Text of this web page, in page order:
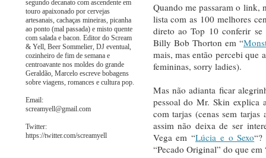
Quando me passaram o link,
lista com as 100 melhores
direto ao Top 10 conferir se
Billy Bob Thorton em “
mais, mas então percebi que
femininas, sorry ladies).
Mas não adianta ficar
pessoal do Mr. Skin explica
com tarjas (cenas sem tarjas
assim não deixa de ser
Vega em “Lúcia e o Sexo
“Pecado Original” do que em
segundo decanato com ascendente em
touro apaixonado por cervejas
artesanais, cachaças mineiras, picanha
ao ponto (mal passada) e misto quente
com salada e bacon. Editor do Scream
& Yell, Beer Sommelier, DJ eventual,
cozinheiro de fim de semana e
centroavante nos moldes do grande
Geraldão, Marcelo escreve bobagens
sobre viagens, romances e cultura pop.
Email:
screamyell@gmail.com
Twitter:
https://twitter.com/screamyell